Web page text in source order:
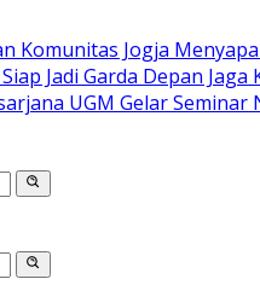
Komunitas Jogja
Jadi Garda Depan Jaga
UGM Gelar